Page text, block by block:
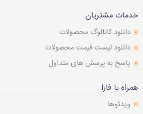
خدمات مشتریان
دانلود کاتالوگ محصولات
دانلود لیست قیمت محصولات
پاسخ به پرسش های متداول
همراه با فارا
ویدئوها